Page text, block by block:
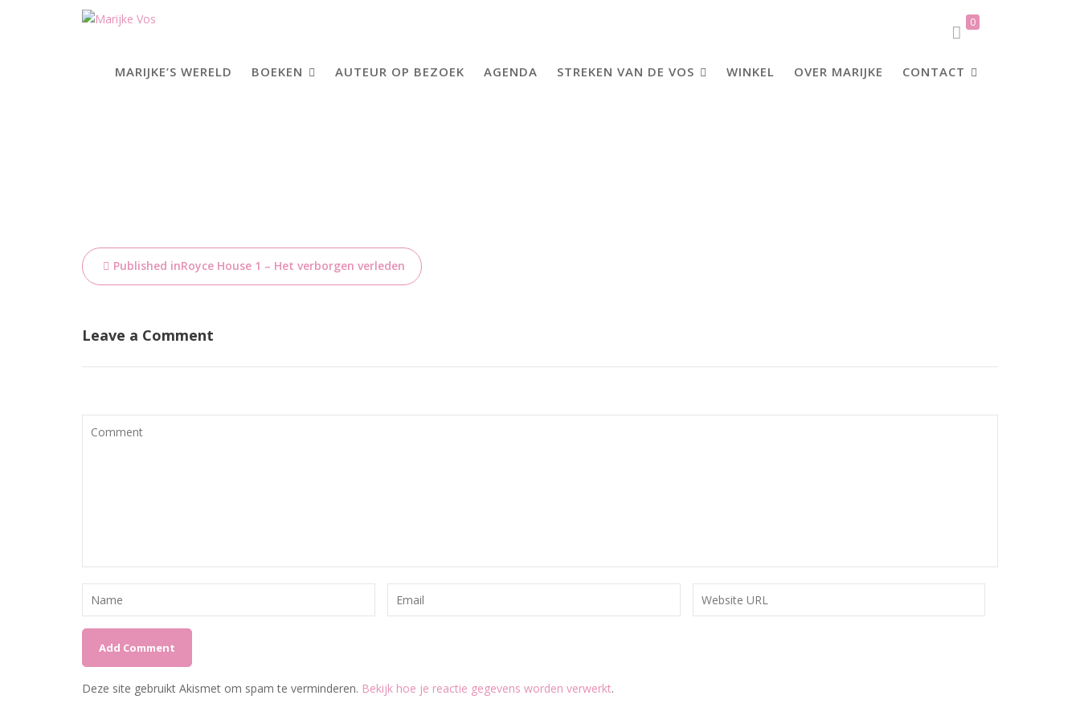
0
MARIJKE’S WERELD BOEKEN AUTEUR OP BEZOEK AGENDA STREKEN VAN DE VOS WINKEL OVER MARIJKE CONTACT
Bericht
navigatie
Published inRoyce House 1 – Het verborgen verleden
Leave a Comment
Deze site gebruikt Akismet om spam te verminderen. Bekijk hoe je reactie gegevens worden verwerkt.